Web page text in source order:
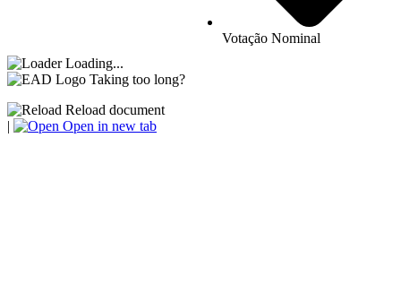
Votação Nominal
Loading...
Taking too long?
Reload document
|
Open in new tab